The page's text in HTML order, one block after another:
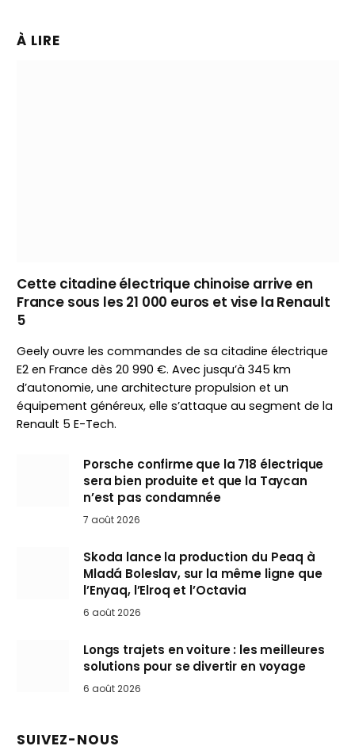
À LIRE
Cette citadine électrique chinoise arrive en
France sous les 21 000 euros et vise la Renault
5
Geely ouvre les commandes de sa citadine électrique
E2 en France dès 20 990 €. Avec jusqu’à 345 km
d’autonomie, une architecture propulsion et un
équipement généreux, elle s’attaque au segment de la
Renault 5 E-Tech.
Porsche confirme que la 718 électrique
sera bien produite et que la Taycan
n’est pas condamnée
7 août 2026
Skoda lance la production du Peaq à
Mladá Boleslav, sur la même ligne que
l’Enyaq, l’Elroq et l’Octavia
6 août 2026
Longs trajets en voiture : les meilleures
solutions pour se divertir en voyage
6 août 2026
SUIVEZ-NOUS